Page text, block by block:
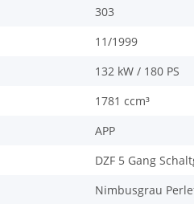
303
11/1999
132 kW / 180 PS
1781 ccm³
APP
DZF 5 Gang
Nimbusgrau